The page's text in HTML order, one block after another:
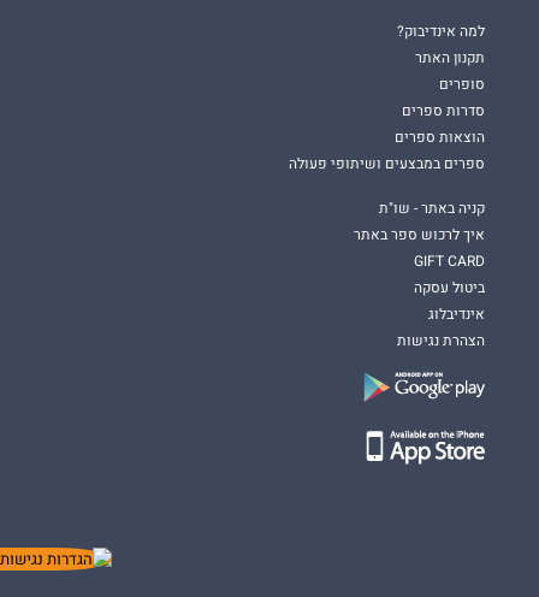
למה אינדיבוק?
תקנון האתר
סופרים
סדרות ספרים
הוצאות ספרים
ספרים במבצעים ושיתופי פעולה
קניה באתר - שו"ת
איך לרכוש ספר באתר
GIFT CARD
ביטול עסקה
אינדיבלוג
הצהרת נגישות